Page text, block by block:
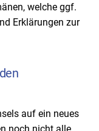
welche ggf.
Erklärungen zur
auf ein neues